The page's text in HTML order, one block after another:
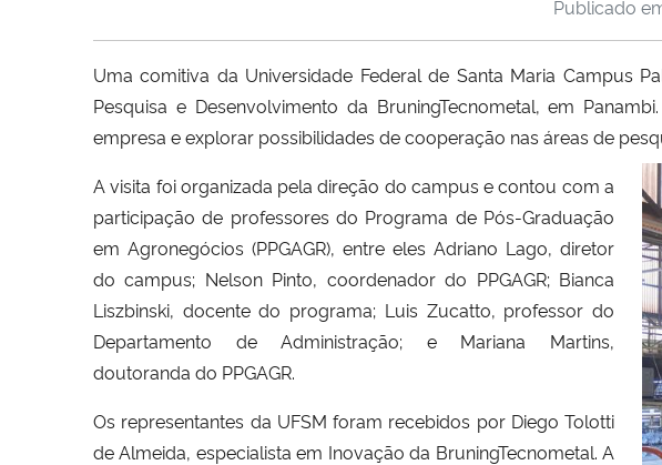
Publicado
Uma comitiva da Universidade Federal de Santa Maria Campus
Pesquisa e Desenvolvimento da BruningTecnometal, em
empresa e explorar possibilidades de cooperação nas áreas de
A visita foi organizada pela direção do campus e contou com a
participação de professores do Programa de Pós-Graduação
em Agronegócios (PPGAGR), entre eles Adriano Lago, diretor
do campus; Nelson Pinto, coordenador do PPGAGR; Bianca
Liszbinski, docente do programa; Luis Zucatto, professor do
Departamento de Administração; e Mariana Martins,
doutoranda do PPGAGR.
Os representantes da UFSM foram recebidos por Diego Tolotti
de Almeida, especialista em Inovação da BruningTecnometal. A